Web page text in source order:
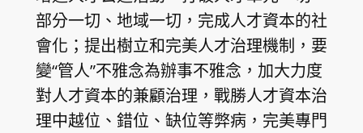
部分一切、地域一切，完成人才資本的社
會化；提出樹立和完美人才治理機制，要
變“管人”不雅念為辦事不雅念，加大力度
對人才資本的兼顧治理，戰勝人才資本治
理中越位、錯位、缺位等弊病，完美專門